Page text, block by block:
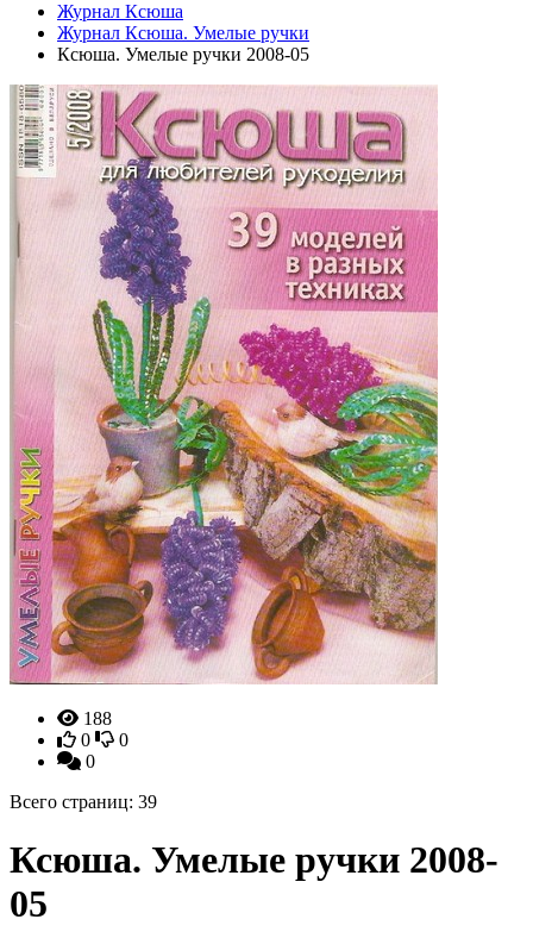
Журнал Ксюша
Журнал Ксюша. Умелые ручки
Ксюша. Умелые ручки 2008-05
188
0
0
0
Всего страниц: 39
Ксюша. Умелые ручки 2008-
05